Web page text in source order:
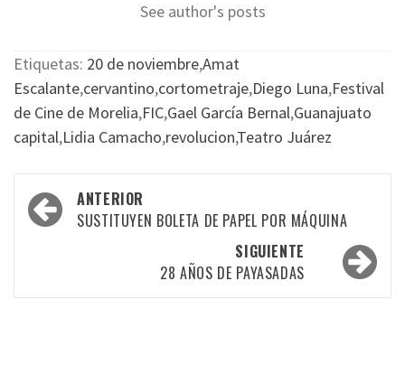
See author's posts
Etiquetas: 20 de noviembre,Amat
Escalante,cervantino,cortometraje,Diego Luna,Festival
de Cine de Morelia,FIC,Gael García Bernal,Guanajuato
capital,Lidia Camacho,revolucion,Teatro Juárez
Navegación
por
ANTERIOR
SUSTITUYEN BOLETA DE PAPEL POR MÁQUINA
SIGUIENTE
28 AÑOS DE PAYASADAS